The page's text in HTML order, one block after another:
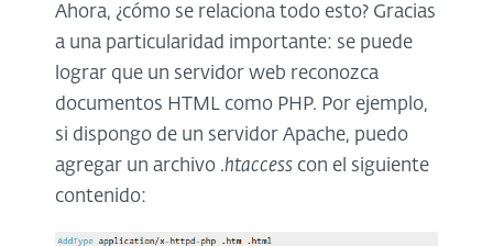
Ahora, ¿cómo se relaciona todo esto? Gracias
a una particularidad importante: se puede
lograr que un servidor web reconozca
documentos HTML como PHP. Por ejemplo,
si dispongo de un servidor Apache, puedo
agregar un archivo .htaccess con el siguiente
contenido: